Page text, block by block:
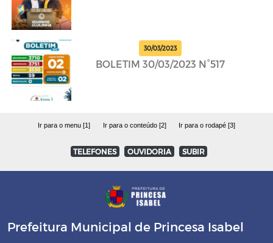
30/03/2023
BOLETIM 30/03/2023 N°517
Ir para o menu [1] Ir para o conteúdo [2] Ir para o rodapé [3]
TELEFONES OUVIDORIA SUBIR
Prefeitura Municipal de Princesa Isabel